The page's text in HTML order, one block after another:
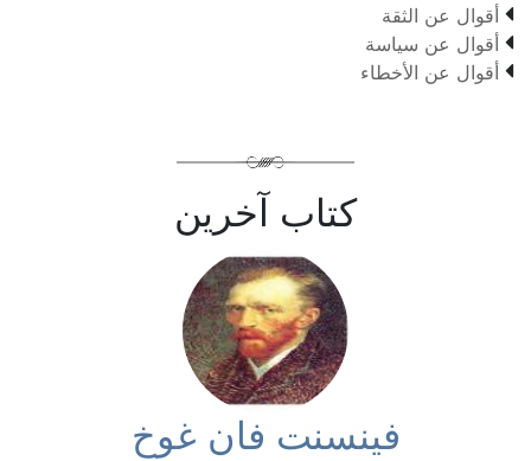
 أقوال عن الثقة
 أقوال عن سياسة
 أقوال عن الأخطاء
كتاب آخرين
فينسنت فان غوخ